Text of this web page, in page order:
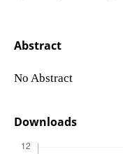
Abstract
No Abstract
Downloads